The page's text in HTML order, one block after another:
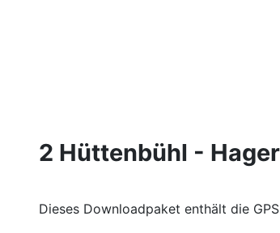
2 Hüttenbühl -
Dieses Downloadpaket enthält die